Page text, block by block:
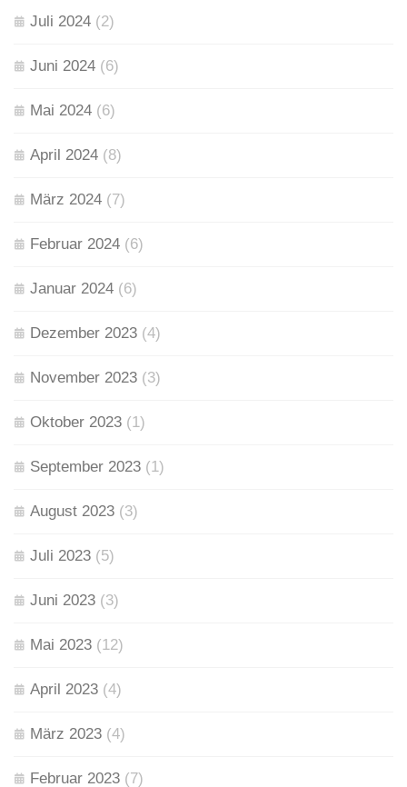
Juli 2024 (2)
Juni 2024 (6)
Mai 2024 (6)
April 2024 (8)
März 2024 (7)
Februar 2024 (6)
Januar 2024 (6)
Dezember 2023 (4)
November 2023 (3)
Oktober 2023 (1)
September 2023 (1)
August 2023 (3)
Juli 2023 (5)
Juni 2023 (3)
Mai 2023 (12)
April 2023 (4)
März 2023 (4)
Februar 2023 (7)